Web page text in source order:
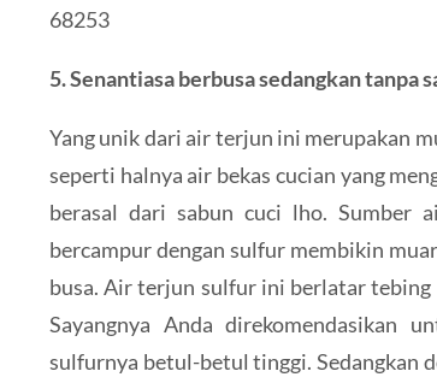
68253
5. Senantiasa berbusa sedangkan tanpa
Yang unik dari air terjun ini merupakan
seperti halnya air bekas cucian yang
berasal dari sabun cuci lho. Sumber
bercampur dengan sulfur membikin
busa. Air terjun sulfur ini berlatar tebing
Sayangnya Anda direkomendasikan
sulfurnya betul-betul tinggi. Sedangkan